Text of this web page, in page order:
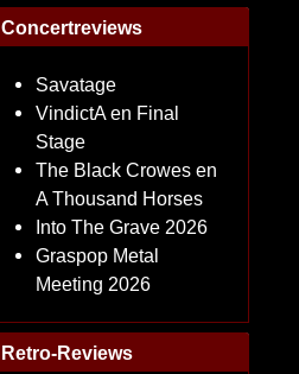
Concertreviews
Savatage
VindictA en Final
Stage
The Black Crowes en
A Thousand Horses
Into The Grave 2026
Graspop Metal
Meeting 2026
Retro-Reviews